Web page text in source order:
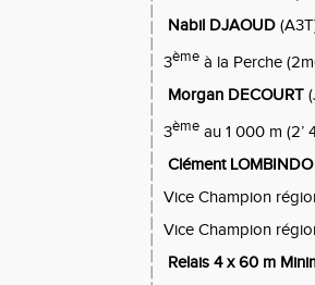
Nabil DJAOUD
3ème à la Perche
Morgan DECOURT
3ème au 1 000 m (2’
Clément LOMBINDO
Vice Champion
Vice Champion
Relais 4 x 60 m